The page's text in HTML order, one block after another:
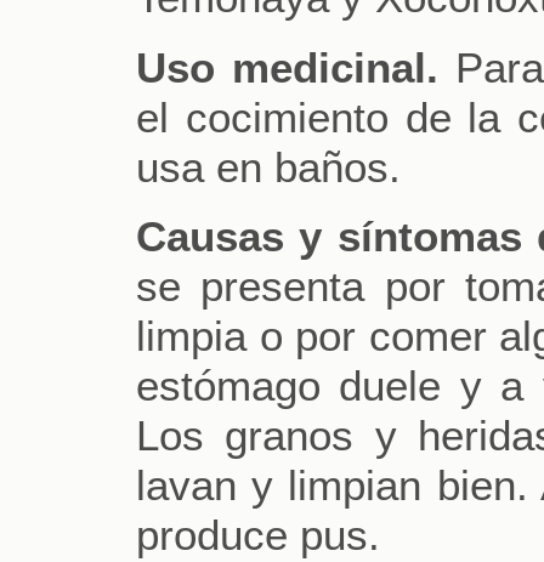
Uso medicinal.
el cocimiento de la
usa en baños.
Causas y síntomas
se presenta por
limpia o por comer
estómago duele y
Los granos y
lavan y limpian
produce pus.